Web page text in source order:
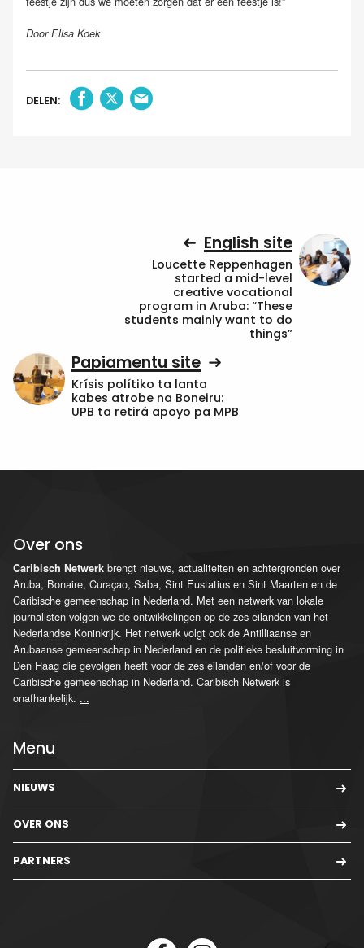
Door Elisa Koek
DELEN:
English site
Loucette Reppenhagen
started a mid-level
creative vocational
program in Aruba: “These
students mainly want to do
things”
Papiamentu site
Krísis polítiko ta lanta
kabes atrobe na Boneiru:
UPB ta retirá apoyo pa MPB
Over ons
Caribisch Netwerk brengt nieuws, actualiteiten en achtergronden over
Aruba, Bonaire, Curaçao, Saba, Sint Eustatius en Sint Maarten en de
Caribische gemeenschap in Nederland. Met een netwerk van lokale
journalisten volgen we de ontwikkelingen op de zes eilanden van het
Nederlandse Koninkrijk. Het netwerk volgt ook de Antilliaanse en
Arubaanse gemeenschap in Nederland en de politieke besluitvorming in
Den Haag die gevolgen heeft voor de zes eilanden en/of voor de
Caribische gemeenschap in Nederland. Caribisch Netwerk is
onafhankelijk. ...
Menu
NIEUWS
OVER ONS
PARTNERS